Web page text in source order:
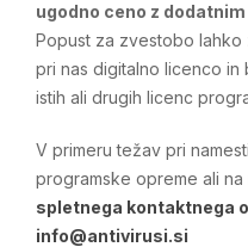
ugodno ceno z
Popust za zvestobo
pri nas digitalno licenco in
istih ali drugih licenc
V primeru težav pri
programske opreme ali
spletnega kontaktnega
info@antivirusi.si